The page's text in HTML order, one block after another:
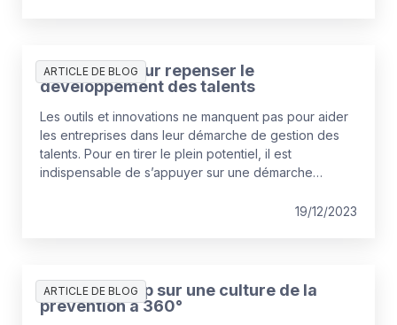
ARTICLE DE BLOG
Des pistes pour repenser le
développement des talents
Les outils et innovations ne manquent pas pour aider
les entreprises dans leur démarche de gestion des
talents. Pour en tirer le plein potentiel, il est
indispensable de s’appuyer sur une démarche
19/12/2023
ARTICLE DE BLOG
Pénibilité : cap sur une culture de la
prévention à 360°